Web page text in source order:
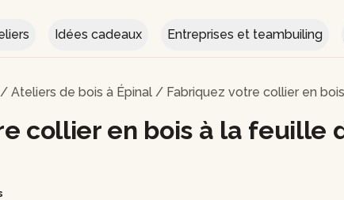
Idées cadeaux Entreprises et teambuiling
/ Ateliers de bois à Épinal / Fabriquez votre collier en
collier en bois à la feuille